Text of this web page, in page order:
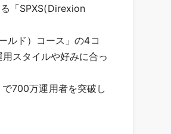
「SPXS(Direxion
ルド）コース」の4コ
スタイルや好みに合っ
700万運用者を突破し